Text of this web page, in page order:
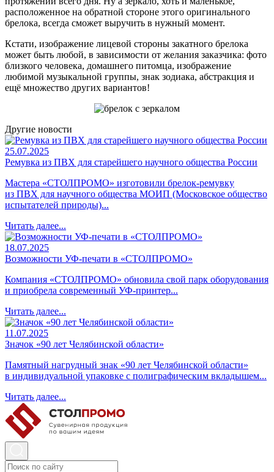
расположенное на обратной стороне этого оригинального
брелока, всегда сможет выручить в нужный момент.
Кстати, изображение лицевой стороны закатного брелока
может быть любой, в зависимости от желания заказчика: фото
близкого человека, домашнего питомца, изображение
любимой музыкальной группы, знак зодиака, абстракция и
ещё множество других вариантов!
Другие новости
25.07.2025
Ремувка из ПВХ для старейшего научного общества России
Мастера «СТОЛПРОМО» изготовили брелок-ремувку
из ПВХ для научного общества МОИП (Московское общество
испытателей природы)...
Читать далее...
18.07.2025
Возможности УФ-печати в «СТОЛПРОМО»
Компания «СТОЛПРОМО» обновила свой парк оборудования
и приобрела современный УФ-принтер...
Читать далее...
11.07.2025
Значок «90 лет Челябинской области»
Памятный нагрудный знак «90 лет Челябинской области»
в индивидуальной упаковке с полиграфическим вкладышем...
Читать далее...